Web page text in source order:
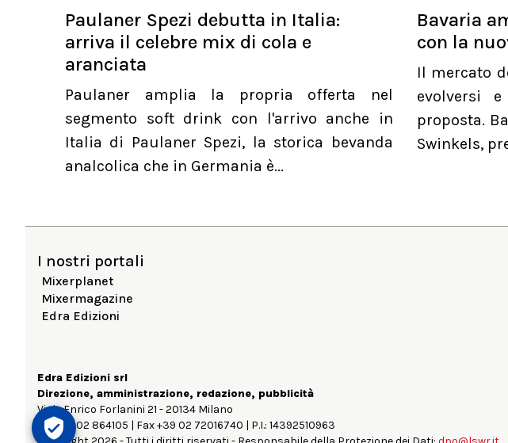
Paulaner Spezi debutta in Italia:
arriva il celebre mix di cola e
aranciata
Paulaner amplia la propria offerta nel
segmento soft drink con l'arrivo anche in
Italia di Paulaner Spezi, la storica bevanda
analcolica che in Germania è...
Bavaria
con la
Il mercato
evolversi
proposta.
Swinkels,
I nostri portali
Mixerplanet
Mixermagazine
Edra Edizioni
Edra Edizioni srl
Direzione, amministrazione, redazione, pubblicità
Viale Enrico Forlanini 21 - 20134 Milano
Tel. +39 02 864105 | Fax +39 02 72016740 | P.I.: 14392510963